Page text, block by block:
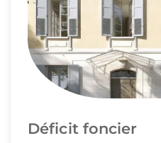
Déficit foncier